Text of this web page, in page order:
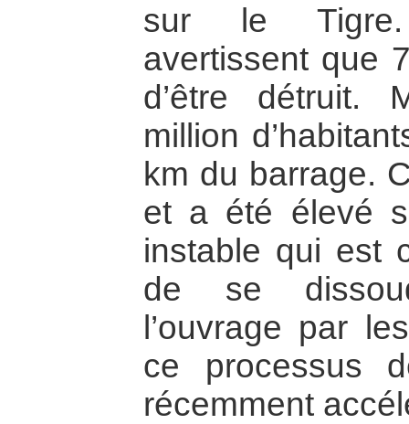
sur le Tigre.
avertissent que
d’être détruit.
million
km du barrage.
et a été élevé
instable qui est
de se
l’ouvrage par
ce processus
récemment